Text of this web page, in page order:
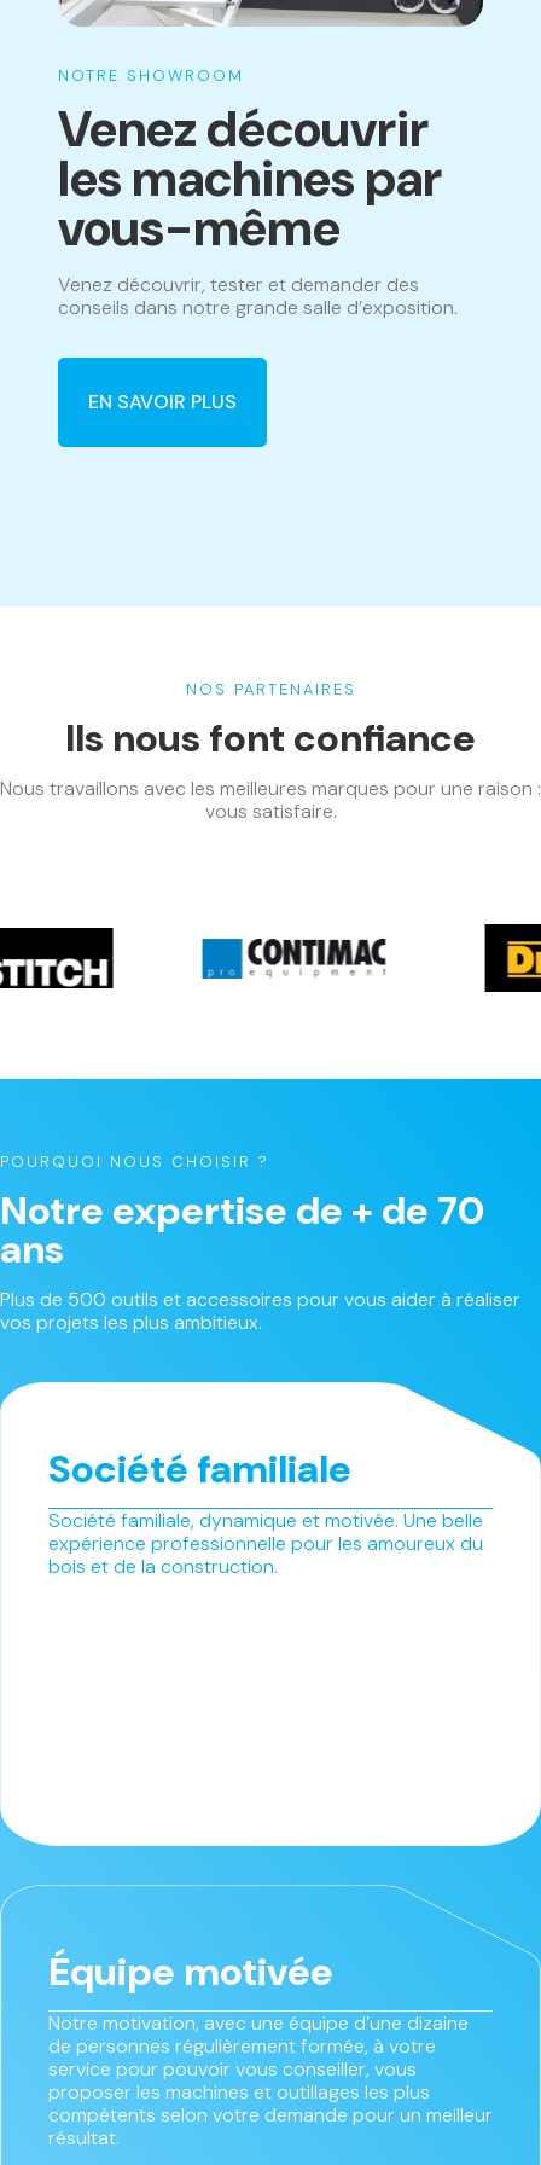
NOTRE SHOWROOM
Venez découvrir
les machines par
vous-même
Venez découvrir, tester et demander des
conseils dans notre grande salle d’exposition.
EN SAVOIR PLUS
NOS PARTENAIRES
Ils nous font confiance
Nous travaillons avec les meilleures marques pour une raison :
vous satisfaire.
POURQUOI NOUS CHOISIR ?
Notre expertise de + de 70
ans
Plus de 500 outils et accessoires pour vous aider à réaliser
vos projets les plus ambitieux.
Société familiale
Société familiale, dynamique et motivée. Une belle
expérience professionnelle pour les amoureux du
bois et de la construction.
Équipe motivée
Notre motivation, avec une équipe d’une dizaine
de personnes régulièrement formée, à votre
service pour pouvoir vous conseiller, vous
proposer les machines et outillages les plus
compétents selon votre demande pour un meilleur
résultat.